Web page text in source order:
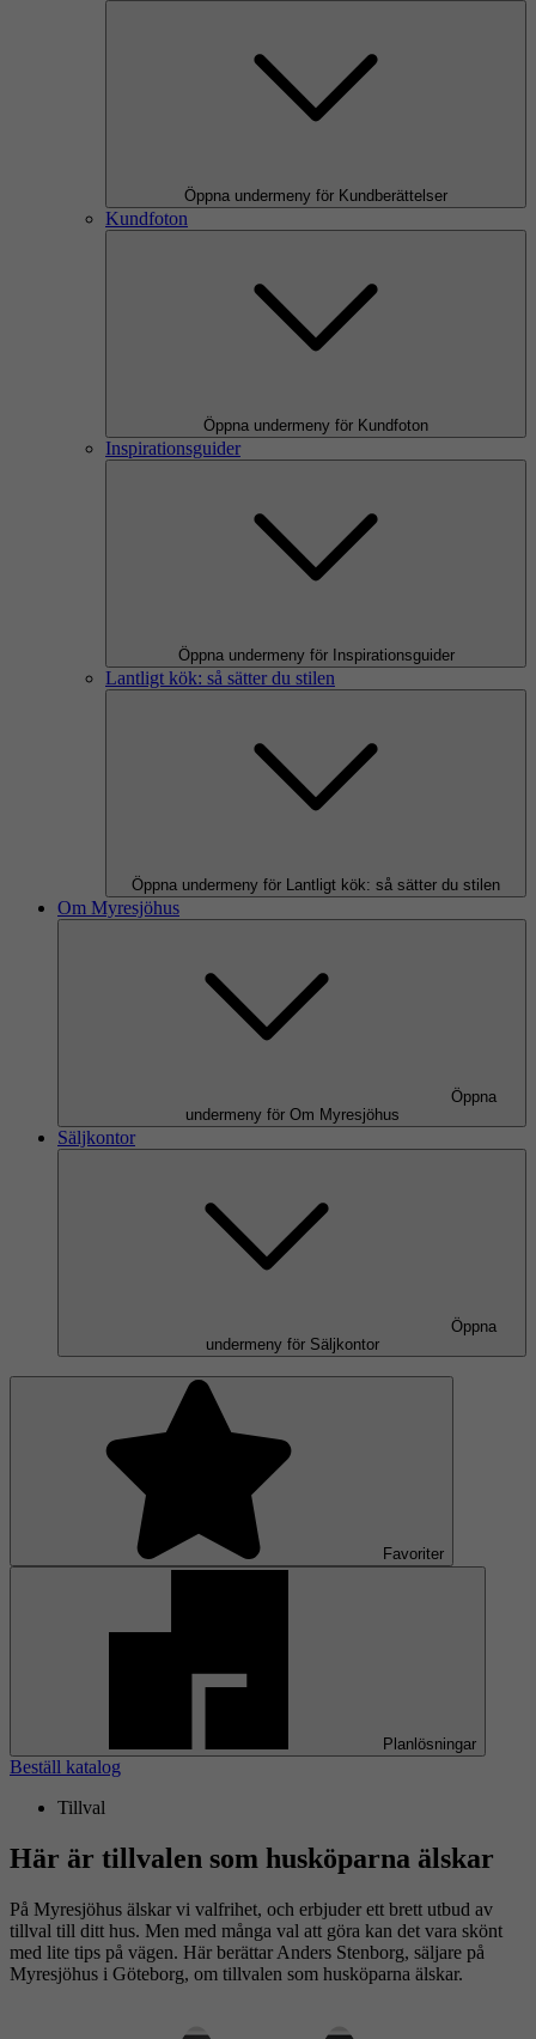
Öppna undermeny för Kundberättelser
Kundfoton
Öppna undermeny för Kundfoton
Inspirationsguider
Öppna undermeny för Inspirationsguider
Lantligt kök: så sätter du stilen
Öppna undermeny för Lantligt kök: så sätter du stilen
Om Myresjöhus
Öppna
undermeny för Om Myresjöhus
Säljkontor
Öppna
undermeny för Säljkontor
Favoriter
Planlösningar
Beställ katalog
Tillval
Här är tillvalen som husköparna älskar
På Myresjöhus älskar vi valfrihet, och erbjuder ett brett utbud av
tillval till ditt hus. Men med många val att göra kan det vara skönt
med lite tips på vägen. Här berättar Anders Stenborg, säljare på
Myresjöhus i Göteborg, om tillvalen som husköparna älskar.